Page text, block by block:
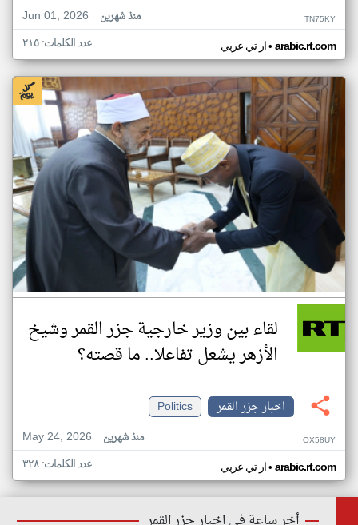
Jun 01, 2026
منذ شهرين TN75KY
ار تي عربي• arabic.rt.com عدد الكلمات: ٢١٥
لقاء بين وزير خارجية جزر القمر وشيخ
الأزهر يشعل تفاعلا.. ما قصته؟
اخبار جزر القمر
Politics
May 24, 2026
منذ شهرين OX58UY
ار تي عربي• arabic.rt.com عدد الكلمات: ٣٢٨